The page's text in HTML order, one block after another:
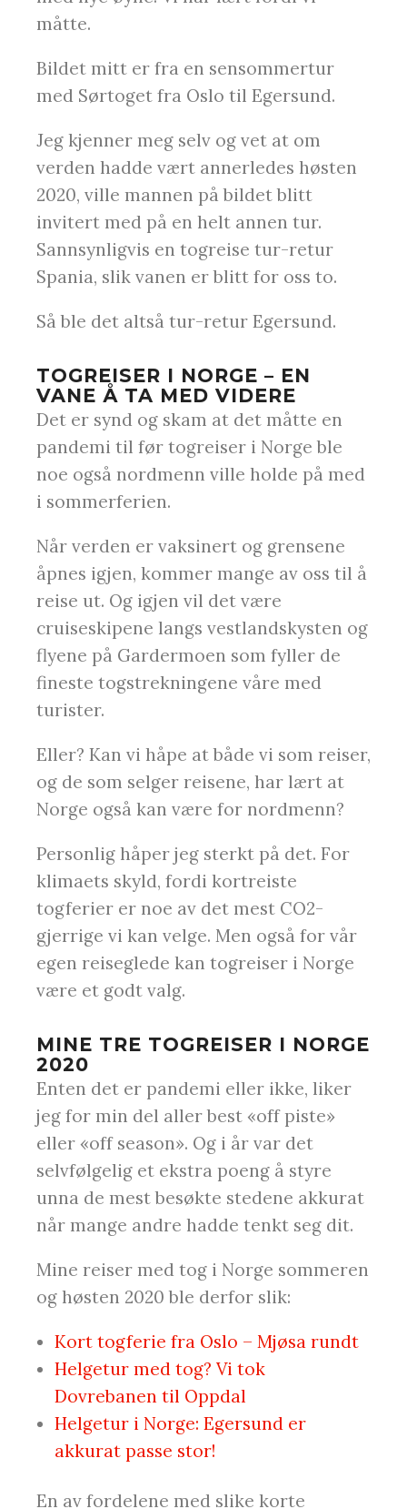
måtte.
Bildet mitt er fra en sensommertur
med Sørtoget fra Oslo til Egersund.
Jeg kjenner meg selv og vet at om
verden hadde vært annerledes høsten
2020, ville mannen på bildet blitt
invitert med på en helt annen tur.
Sannsynligvis en togreise tur-retur
Spania, slik vanen er blitt for oss to.
Så ble det altså tur-retur Egersund.
TOGREISER I NORGE – EN
VANE Å TA MED VIDERE
Det er synd og skam at det måtte en
pandemi til før togreiser i Norge ble
noe også nordmenn ville holde på med
i sommerferien.
Når verden er vaksinert og grensene
åpnes igjen, kommer mange av oss til å
reise ut. Og igjen vil det være
cruiseskipene langs vestlandskysten og
flyene på Gardermoen som fyller de
fineste togstrekningene våre med
turister.
Eller? Kan vi håpe at både vi som reiser,
og de som selger reisene, har lært at
Norge også kan være for nordmenn?
Personlig håper jeg sterkt på det. For
klimaets skyld, fordi kortreiste
togferier er noe av det mest CO2-
gjerrige vi kan velge. Men også for vår
egen reiseglede kan togreiser i Norge
være et godt valg.
MINE TRE TOGREISER I NORGE
2020
Enten det er pandemi eller ikke, liker
jeg for min del aller best «off piste»
eller «off season». Og i år var det
selvfølgelig et ekstra poeng å styre
unna de mest besøkte stedene akkurat
når mange andre hadde tenkt seg dit.
Mine reiser med tog i Norge sommeren
og høsten 2020 ble derfor slik:
Kort togferie fra Oslo – Mjøsa rundt
Helgetur med tog? Vi tok
Dovrebanen til Oppdal
Helgetur i Norge: Egersund er
akkurat passe stor!
En av fordelene med slike korte